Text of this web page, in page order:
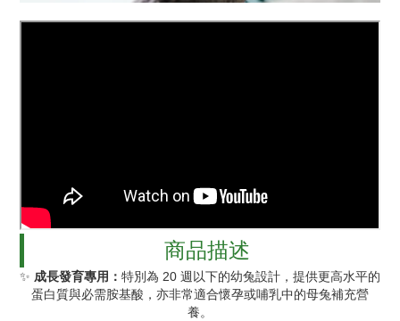
商品描述
✨ 成長發育專用： 特別為 20 週以下的幼兔設計，提供更高水平的
蛋白質與必需胺基酸，亦非常適合懷孕或哺乳中的母兔補充營
養。